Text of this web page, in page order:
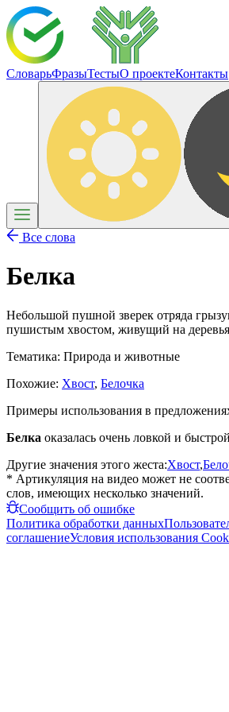
СловарьФразыТестыО проектеКонтакты
Все слова
Белка
Небольшой пушной зверек отряда
пушистым хвостом, живущий на
Тематика: Природа и животные
Похожие: Хвост, Белочка
Примеры использования в
Белка оказалась очень ловкой и
Другие значения этого жеста:Хвост,
* Артикуляция на видео может не
слов, имеющих несколько значений.
Сообщить об ошибке
Политика обработки данных
соглашениеУсловия использования